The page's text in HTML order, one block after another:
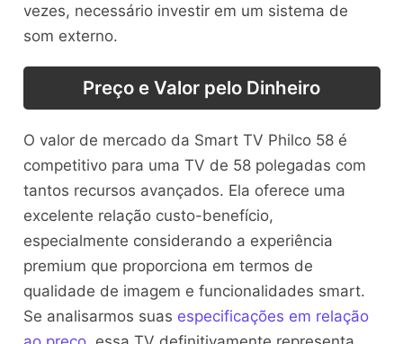
vezes, necessário investir em um sistema de
som externo.
Preço e Valor pelo Dinheiro
O valor de mercado da Smart TV Philco 58 é
competitivo para uma TV de 58 polegadas com
tantos recursos avançados. Ela oferece uma
excelente relação custo-benefício,
especialmente considerando a experiência
premium que proporciona em termos de
qualidade de imagem e funcionalidades smart.
Se analisarmos suas especificações em relação